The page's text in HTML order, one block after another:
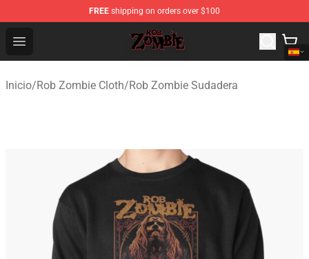
FREE shipping on orders over $100
Open menu
Rob Zombie Shop - Official Rob Zombie Merchandise
Inicio/Rob Zombie Cloth/Rob Zombie Sudadera